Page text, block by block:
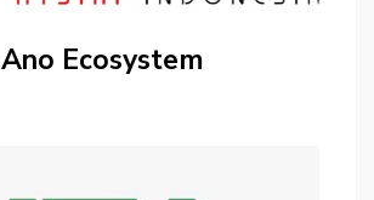
Ano Ecosystem